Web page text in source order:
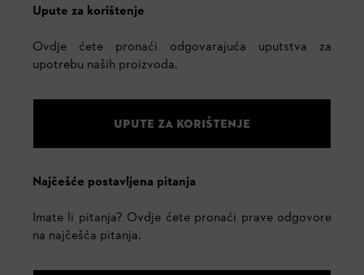
Upute za korištenje
Ovdje ćete pronaći odgovarajuća uputstva za
upotrebu naših proizvoda.
UPUTE ZA KORIŠTENJE
Najčešće postavljena pitanja
Imate li pitanja? Ovdje ćete pronaći prave odgovore
na najčešća pitanja.